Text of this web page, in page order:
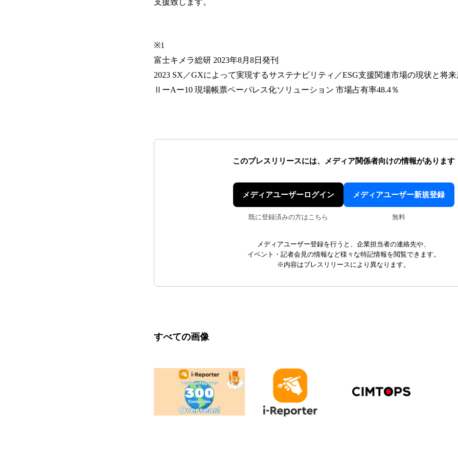
※1
富士キメラ総研 2023年8月8日発刊
2023 SX／GXによって実現するサステナビリティ／ESG支援関連市場の現状と将
ⅡーAー10 現場帳票ペーパレス化ソリューション 市場占有率48.4％
このプレスリリースには、 メディア関係者向けの情報があります
メディアユーザーログイン
既に登録済みの方はこちら
メディアユーザー新規登録
無料
メディアユーザー登録を行うと、企業担当者の連絡先や、
イベント・記者会見の情報など様々な特記情報を閲覧できます。
※内容はプレスリリースにより異なります。
すべての画像